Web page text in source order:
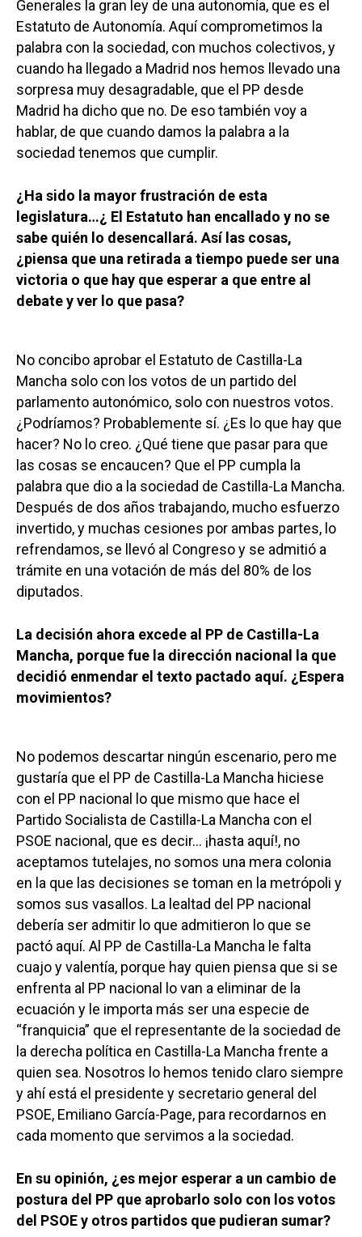
Generales la gran ley de una autonomía, que es el
Estatuto de Autonomía. Aquí comprometimos la
palabra con la sociedad, con muchos colectivos, y
cuando ha llegado a Madrid nos hemos llevado una
sorpresa muy desagradable, que el PP desde
Madrid ha dicho que no. De eso también voy a
hablar, de que cuando damos la palabra a la
sociedad tenemos que cumplir.
¿Ha sido la mayor frustración de esta
legislatura…¿ El Estatuto han encallado y no se
sabe quién lo desencallará. Así las cosas,
¿piensa que una retirada a tiempo puede ser una
victoria o que hay que esperar a que entre al
debate y ver lo que pasa?
No concibo aprobar el Estatuto de Castilla-La
Mancha solo con los votos de un partido del
parlamento autonómico, solo con nuestros votos.
¿Podríamos? Probablemente sí. ¿Es lo que hay que
hacer? No lo creo. ¿Qué tiene que pasar para que
las cosas se encaucen? Que el PP cumpla la
palabra que dio a la sociedad de Castilla-La Mancha.
Después de dos años trabajando, mucho esfuerzo
invertido, y muchas cesiones por ambas partes, lo
refrendamos, se llevó al Congreso y se admitió a
trámite en una votación de más del 80% de los
diputados.
La decisión ahora excede al PP de Castilla-La
Mancha, porque fue la dirección nacional la que
decidió enmendar el texto pactado aquí. ¿Espera
movimientos?
No podemos descartar ningún escenario, pero me
gustaría que el PP de Castilla-La Mancha hiciese
con el PP nacional lo que mismo que hace el
Partido Socialista de Castilla-La Mancha con el
PSOE nacional, que es decir… ¡hasta aquí!, no
aceptamos tutelajes, no somos una mera colonia
en la que las decisiones se toman en la metrópoli y
somos sus vasallos. La lealtad del PP nacional
debería ser admitir lo que admitieron lo que se
pactó aquí. Al PP de Castilla-La Mancha le falta
cuajo y valentía, porque hay quien piensa que si se
enfrenta al PP nacional lo van a eliminar de la
ecuación y le importa más ser una especie de
“franquicia” que el representante de la sociedad de
la derecha política en Castilla-La Mancha frente a
quien sea. Nosotros lo hemos tenido claro siempre
y ahí está el presidente y secretario general del
PSOE, Emiliano García-Page, para recordarnos en
cada momento que servimos a la sociedad.
En su opinión, ¿es mejor esperar a un cambio de
postura del PP que aprobarlo solo con los votos
del PSOE y otros partidos que pudieran sumar?